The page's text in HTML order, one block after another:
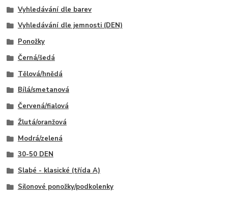
Vyhledávání dle barev
Vyhledávání dle jemnosti (DEN)
Ponožky
Černá/šedá
Tělová/hnědá
Bílá/smetanová
Červená/fialová
Žlutá/oranžová
Modrá/zelená
30-50 DEN
Slabé - klasické (třída A)
Silonové ponožky/podkolenky